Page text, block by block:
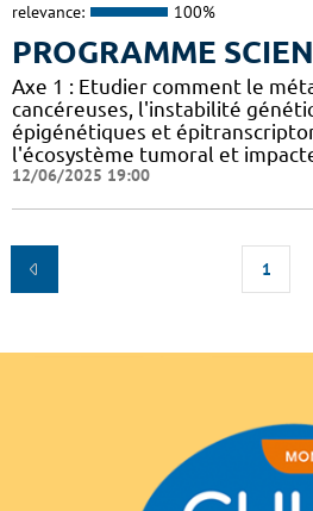
relevance: 100%
PROGRAMME
Axe 1 : Etudier comment le
cancéreuses, l'instabilité
épigénétiques et
l'écosystème tumoral et
12/06/2025 19:00
1